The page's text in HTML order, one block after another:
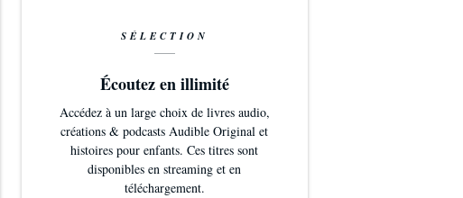
SÉLECTION
Écoutez en illimité
Accédez à un large choix de livres audio,
créations & podcasts Audible Original et
histoires pour enfants. Ces titres sont
disponibles en streaming et en
téléchargement.